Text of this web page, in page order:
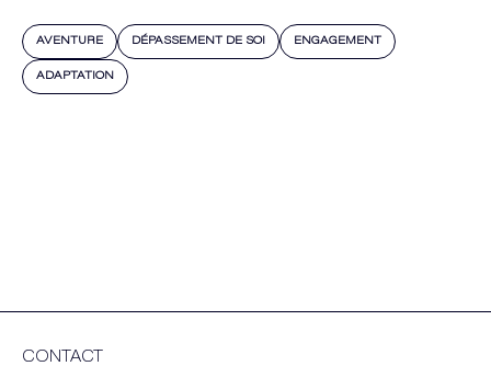
AVENTURE DÉPASSEMENT DE SOI ENGAGEMENT
ADAPTATION
CONTACT